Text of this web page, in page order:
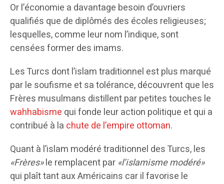
Or l’économie a davantage besoin d’ouvriers
qualifiés que de diplômés des écoles religieuses;
lesquelles, comme leur nom l’indique, sont
censées former des imams.
Les Turcs dont l’islam traditionnel est plus marqué
par le soufisme et sa tolérance, découvrent que les
Frères musulmans distillent par petites touches le
wahhabisme qui fonde leur action politique et qui a
contribué à la chute de l’empire ottoman.
Quant à l’islam modéré traditionnel des Turcs, les
«Frères»le remplacent par «l’islamisme modéré»
qui plaît tant aux Américains car il favorise le